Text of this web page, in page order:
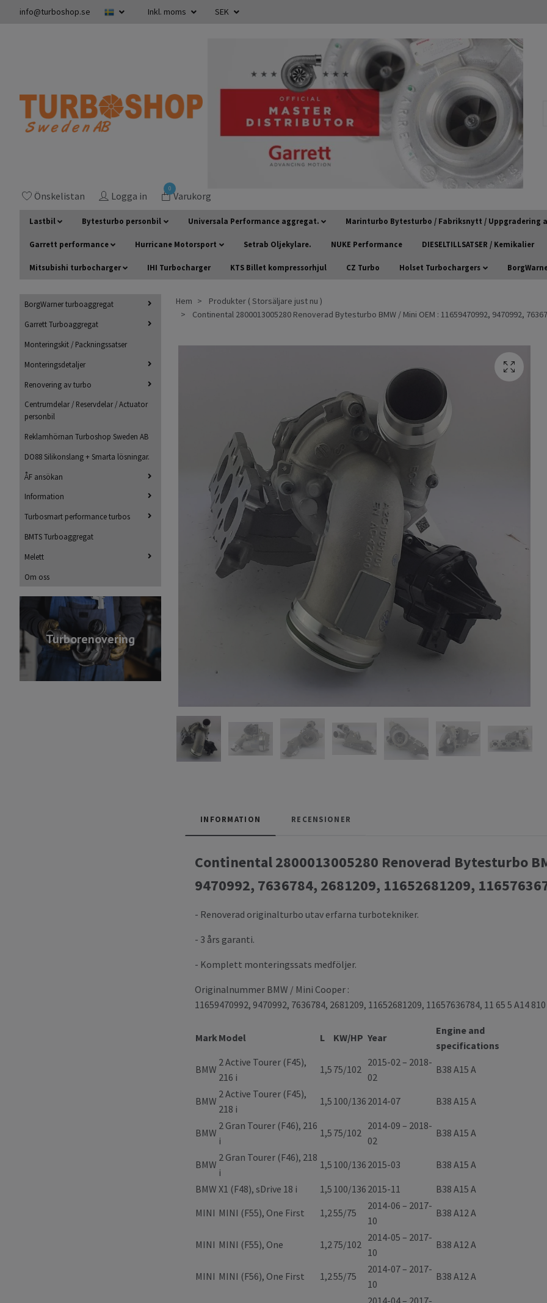
info@turboshop.se Inkl. moms SEK
Önskelistan Logga in
0
Varukorg
Lastbil Bytesturbo personbil Universala Performance aggregat. Marinturbo Bytesturbo / Fabriksnytt / Uppgradering
Garrett performance Hurricane Motorsport Setrab Oljekylare. NUKE Performance DIESELTILLSATSER / Kemikalier
Mitsubishi turbocharger IHI Turbocharger KTS Billet kompressorhjul CZ Turbo Holset Turbochargers
BorgWarner turboaggregat
Garrett Turboaggregat
Monteringskit / Packningssatser
Monteringsdetaljer
Renovering av turbo
Centrumdelar / Reservdelar / Actuator
personbil
Reklamhörnan Turboshop Sweden AB
DO88 Silikonslang + Smarta lösningar.
ÅF ansökan
Information
Turbosmart performance turbos
BMTS Turboaggregat
Melett
Om oss
Turborenovering
Hem
Produkter ( Storsäljare just nu )
Continental 2800013005280 Renoverad Bytesturbo BMW / Mini OEM : 11659470992, 9470992,
INFORMATION RECENSIONER
Continental 2800013005280 Renoverad Bytesturbo
9470992, 7636784, 2681209, 11652681209,
- Renoverad originalturbo utav erfarna turbotekniker.
- 3 års garanti.
- Komplett monteringssats medföljer.
Originalnummer BMW / Mini Cooper :
11659470992, 9470992, 7636784, 2681209, 11652681209, 11657636784, 11 65 5 A14 810
MarkModel L KW/HP Year
Engine and
specifications
BMW
2 Active Tourer (F45),
216 i
1,5 75/102
2015-02 – 2018-
02
B38 A15 A
BMW
2 Active Tourer (F45),
218 i
1,5 100/136 2014-07 B38 A15 A
BMW
2 Gran Tourer (F46), 216
i
1,5 75/102
2014-09 – 2018-
02
B38 A15 A
BMW
2 Gran Tourer (F46), 218
i
1,5 100/136 2015-03
B38 A15 A
BMW X1 (F48), sDrive 18 i 1,5 100/136 2015-11
B38 A15 A
MINI MINI (F55), One First 1,255/75
2014-06 – 2017-
10
B38 A12 A
MINI MINI (F55), One 1,275/102
2014-05 – 2017-
10
B38 A12 A
MINI MINI (F56), One First 1,255/75
2014-07 – 2017-
10
B38 A12 A